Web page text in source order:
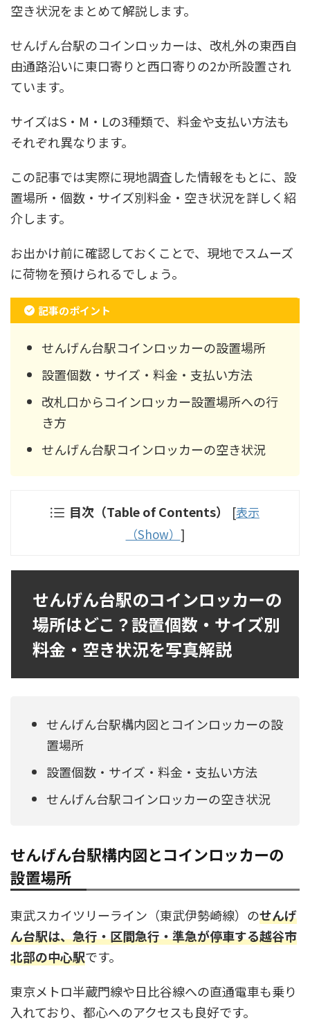
空き状況をまとめて解説します。
せんげん台駅のコインロッカーは、改札外の東西自
由通路沿いに東口寄りと西口寄りの2か所設置され
ています。
サイズはS・M・Lの3種類で、料金や支払い方法も
それぞれ異なります。
この記事では実際に現地調査した情報をもとに、設
置場所・個数・サイズ別料金・空き状況を詳しく紹
介します。
お出かけ前に確認しておくことで、現地でスムーズ
に荷物を預けられるでしょう。
記事のポイント
せんげん台駅コインロッカーの設置場所
設置個数・サイズ・料金・支払い方法
改札口からコインロッカー設置場所への行
き方
せんげん台駅コインロッカーの空き状況
目次（Table of Contents） [表示
（Show） ]
せんげん台駅のコインロッカーの
場所はどこ？設置個数・サイズ別
料金・空き状況を写真解説
せんげん台駅構内図とコインロッカーの設
置場所
設置個数・サイズ・料金・支払い方法
せんげん台駅コインロッカーの空き状況
せんげん台駅構内図とコインロッカーの
設置場所
東武スカイツリーライン（東武伊勢崎線）のせんげ
ん台駅は、急行・区間急行・準急が停車する越谷市
北部の中心駅です。
東京メトロ半蔵門線や日比谷線への直通電車も乗り
入れており、都心へのアクセスも良好です。